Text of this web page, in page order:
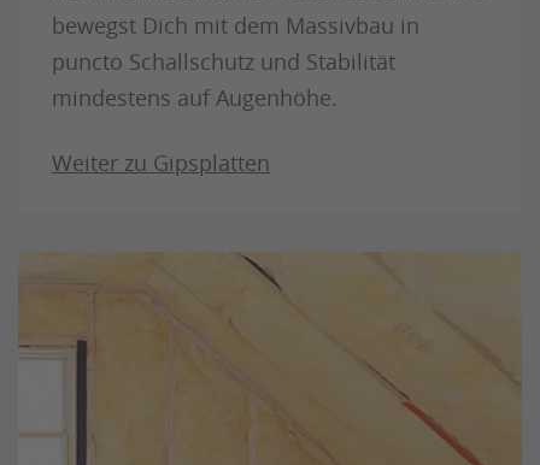
bewegst Dich mit dem Massivbau in
puncto Schallschutz und Stabilität
mindestens auf Augenhöhe.
Weiter zu Gipsplatten